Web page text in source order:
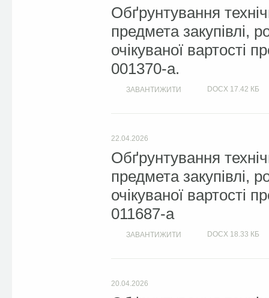
Обґрунтування
предмета закупівлі,
очікуваної вартості
001370-a.
ЗАВАНТИЖИТИ DOCX 17.42 КБ
22.04.2026
Обґрунтування
предмета закупівлі,
очікуваної вартості
011687-a
ЗАВАНТИЖИТИ DOCX 18.33 КБ
20.04.2026